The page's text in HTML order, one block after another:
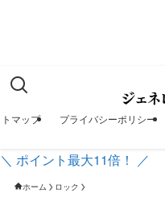
マップ プライバシーポリシー
＼ ポイント最大11倍！ ／
ホーム ロック